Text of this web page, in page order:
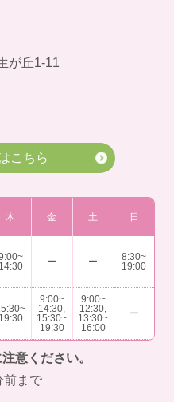
が丘1-11
こちら
木 金 土 日
14:30
ー ー
8:30~
19:00
19:30
9:00~
14:30,
15:30~
19:30
9:00~
12:30,
13:30~
16:00
ー
意ください。
前まで